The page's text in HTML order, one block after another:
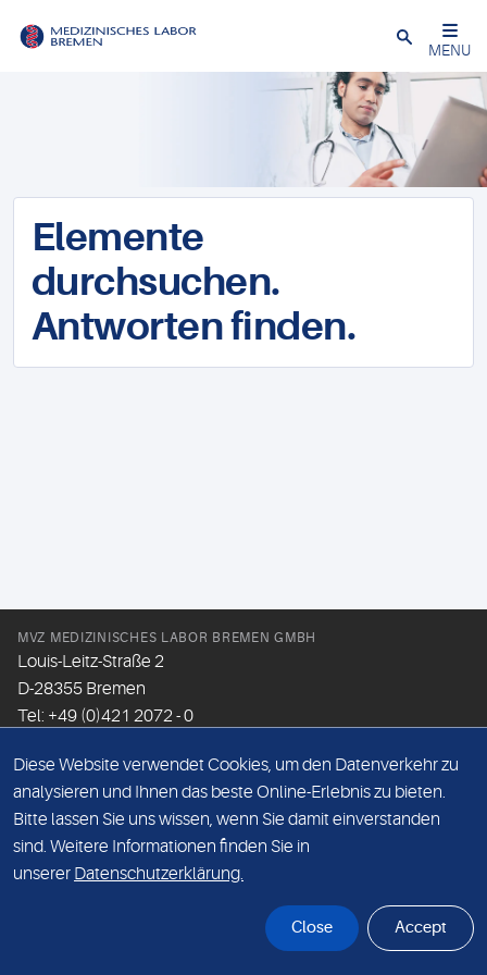
Schließen
MENU
Elemente
durchsuchen.
Antworten finden.
MVZ MEDIZINISCHES LABOR BREMEN GMBH
Louis-Leitz-Straße 2
D-28355 Bremen
Tel: +49 (0)421 2072 - 0
Email:info@mlhb.de
DATENSCHUTZ
IMPRESSUM
Diese Website verwendet Cookies, um den Datenverkehr zu
analysieren und Ihnen das beste Online-Erlebnis zu bieten.
Bitte lassen Sie uns wissen, wenn Sie damit einverstanden
sind. Weitere Informationen finden Sie in
unserer Datenschutzerklärung.
Close Accept